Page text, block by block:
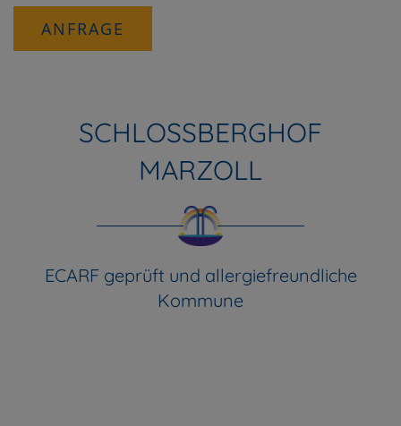
ANFRAGE
SCHLOSSBERGHOF
MARZOLL
ECARF geprüft und allergiefreundliche
Kommune